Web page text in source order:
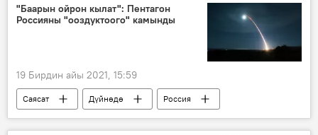
изилдөө
"Баарын ойрон кылат": Пентагон
Россияны "ооздуктоого" камынды
19 Бирдин айы 2021, 15:59
Саясат Дүйнөдө
Россия
Ой-пикир
АКШ
космос